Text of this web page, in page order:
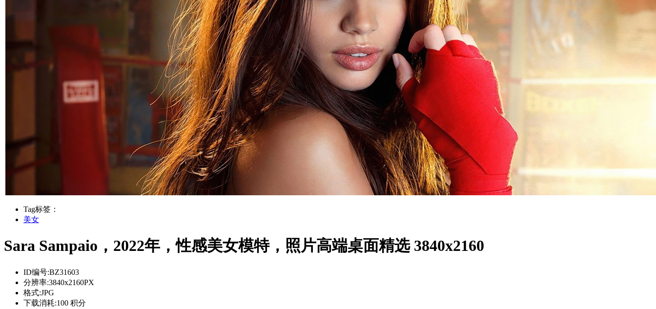
Tag标签：
美女
Sara Sampaio，2022年，性感美女模特，照片高端桌面精选 3840x2160
ID编号:BZ31603
分辨率:3840x2160PX
格式:JPG
下载消耗:100 积分